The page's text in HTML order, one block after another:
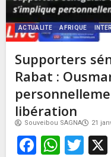
ACTUALITE AFRIQUE
Supporters
Rabat :
libération
Souveibou SAGNA 21